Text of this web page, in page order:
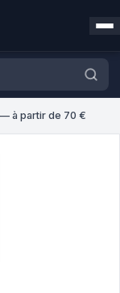
à partir de 70 €